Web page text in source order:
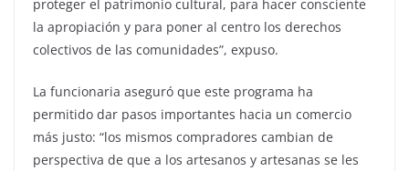
proteger el patrimonio cultural, para hacer consciente
la apropiación y para poner al centro los derechos
colectivos de las comunidades”, expuso.
La funcionaria aseguró que este programa ha
permitido dar pasos importantes hacia un comercio
más justo: “los mismos compradores cambian de
perspectiva de que a los artesanos y artesanas se les